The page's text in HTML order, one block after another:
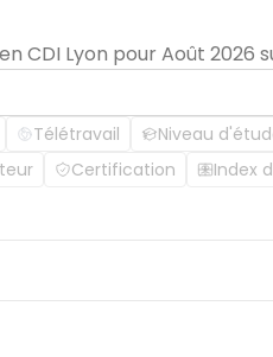
CDI Lyon pour Août 2026
Télétravail Niveau
Certification Index